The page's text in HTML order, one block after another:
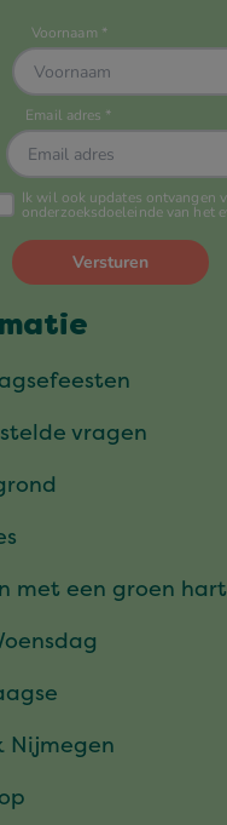
vragen
met een groen hart
Nijmegen